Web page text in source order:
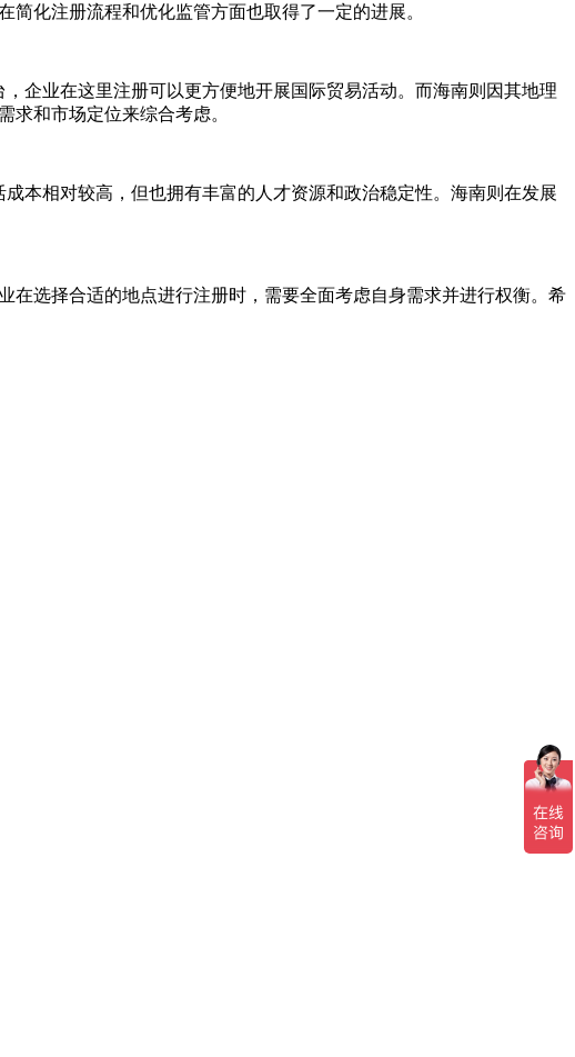
化注册流程和优化监管方面也取得了一定的进展。
业在这里注册可以更方便地开展国际贸易活动。而海南则因其地理
和市场定位来综合考虑。
相对较高，但也拥有丰富的人才资源和政治稳定性。海南则在发展
选择合适的地点进行注册时，需要全面考虑自身需求并进行权衡。希